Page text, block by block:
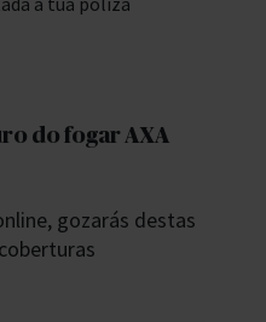
do fogar AXA
gozarás destas